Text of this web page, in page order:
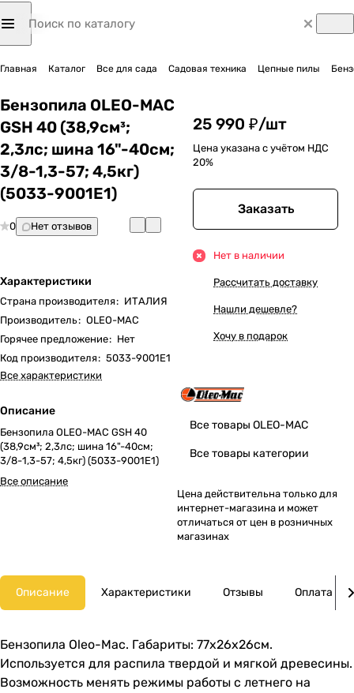
Главная Каталог Все для сада Садовая техника Цепные пилы
Бензопила OLEO-MAC
GSH 40 (38,9см³;
2,3лс; шина 16"-40см;
3/8-1,3-57; 4,5кг)
(5033-9001E1)
0 Нет отзывов
Характеристики
Страна производителя: ИТАЛИЯ
Производитель: OLEO-MAC
Горячее предложение: Нет
Код производителя: 5033-9001E1
Все характеристики
Описание
Бензопила OLEO-MAC GSH 40
(38,9см³; 2,3лс; шина 16"-40см;
3/8-1,3-57; 4,5кг) (5033-9001E1)
Все описание
25 990 ₽/шт
Цена указана с учётом НДС
20%
Заказать
Нет в наличии
Рассчитать доставку
Нашли дешевле?
Хочу в подарок
Все товары OLEO-MAC
Все товары категории
Цена действительна только для
интернет-магазина и может
отличаться от цен в розничных
магазинах
Описание Характеристики Отзывы Оплата
Бензопила Oleo-Mac. Габариты: 77x26x26см.
Используется для распила твердой и мягкой древесины.
Возможность менять режимы работы с летнего на